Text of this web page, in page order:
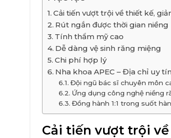
Cải tiến vượt trội về thiết kế,
Rút ngắn được thời gian niềng
Tính thẩm mỹ cao
Dễ dàng vệ sinh răng miệng
Chi phí hợp lý
Nha khoa APEC – Địa chỉ uy
Đội ngũ bác sĩ chuyên môn
Ứng dụng công nghệ niềng
Đồng hành 1:1 trong suốt
Cải tiến vượt trội